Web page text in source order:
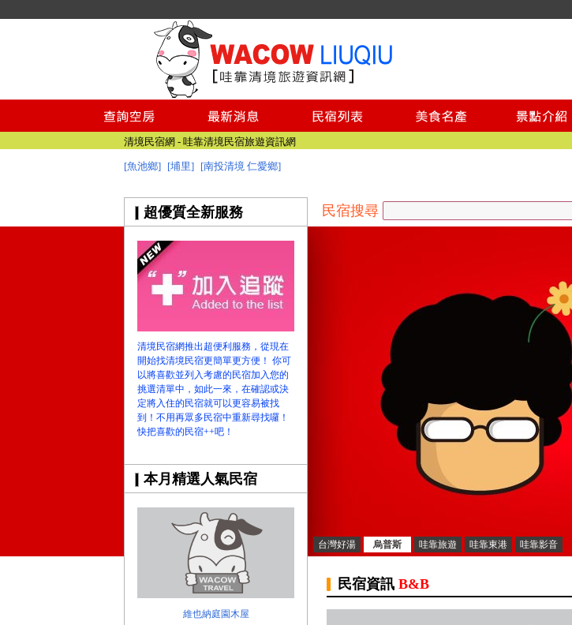
清境民宿網 - 哇靠清境民宿旅遊資訊網
南投民宿網
清境民宿網 - 哇靠清境民宿旅遊資訊網
[魚池鄉] [埔里] [南投清境 仁愛鄉]
超優質全新服務
清境民宿網推出超便利服務，從現在
開始找清境民宿更簡單更方便！ 你可
以將喜歡並列入考慮的民宿加入您的
挑選清單中，如此一來，在確認或決
定將入住的民宿就可以更容易被找
到！不用再眾多民宿中重新尋找囉！
快把喜歡的民宿++吧！
本月精選人氣民宿
維也納庭園木屋
台灣好湯 烏普斯 哇靠旅遊 哇靠東港 哇靠影音
民宿搜尋
民宿資訊 B&B